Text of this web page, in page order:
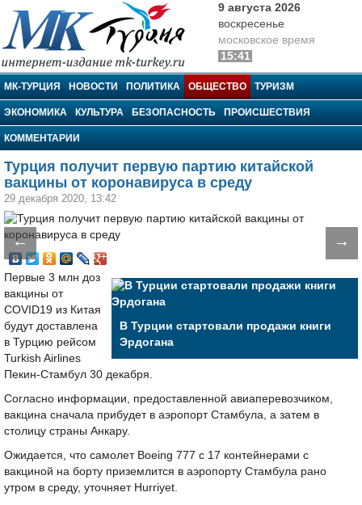
МК-Турция
9 августа 2026
воскресенье
московское время
15:41
МК-ТУРЦИЯ НОВОСТИ ПОЛИТИКА ОБЩЕСТВО ТУРИЗМ
ЭКОНОМИКА КУЛЬТУРА БЕЗОПАСНОСТЬ ПРОИСШЕСТВИЯ
КОММЕНТАРИИ
Турция получит первую партию китайской
вакцины от коронавируса в среду
29 декабря 2020, 13:42
← →
В Турции стартовали продажи книги
Эрдогана
Первые 3 млн доз
вакцины от
COVID19 из Китая
будут доставлена
в Турцию рейсом
Turkish Airlines
Пекин-Стамбул 30 декабря.
Согласно информации, предоставленной авиаперевозчиком,
вакцина сначала прибудет в аэропорт Стамбула, а затем в
столицу страны Анкару.
Ожидается, что самолет Boeing 777 с 17 контейнерами с
вакциной на борту приземлится в аэропорту Стамбула рано
утром в среду, уточняет Hurriyet.